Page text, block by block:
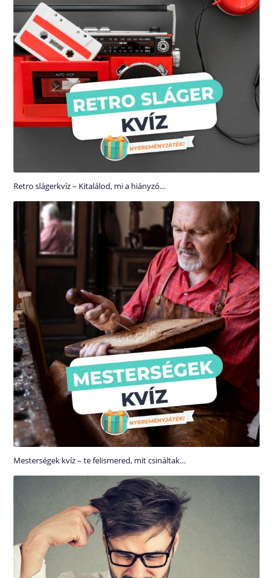
Retro slágerkvíz – Kitalálod, mi a hiányzó…
Mesterségek kvíz – te felismered, mit csináltak…